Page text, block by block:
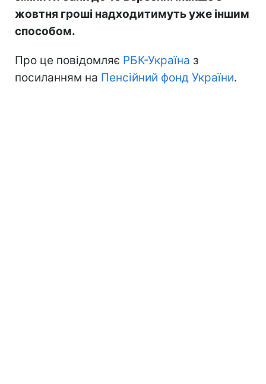
жовтня гроші надходитимуть уже іншим
способом.
Про це повідомляє РБК-Україна з
посиланням на Пенсійний фонд України.